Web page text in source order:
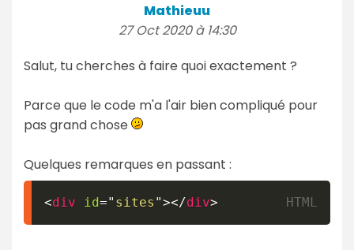
Mathieuu
27 Oct 2020 à 14:30
Salut, tu cherches à faire quoi exactement ?
Parce que le code m'a l'air bien compliqué pour
pas grand chose
Quelques remarques en passant :
<div id=" sites "></div>